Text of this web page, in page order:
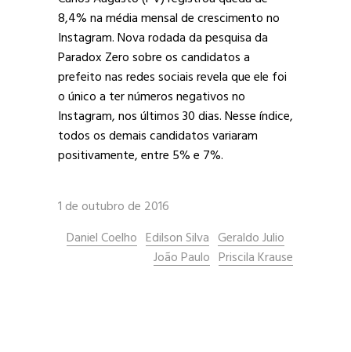
8,4% na média mensal de crescimento no
Instagram. Nova rodada da pesquisa da
Paradox Zero sobre os candidatos a
prefeito nas redes sociais revela que ele foi
o único a ter números negativos no
Instagram, nos últimos 30 dias. Nesse índice,
todos os demais candidatos variaram
positivamente, entre 5% e 7%.
1 de outubro de 2016
Daniel Coelho Edilson Silva Geraldo Julio
João Paulo Priscila Krause